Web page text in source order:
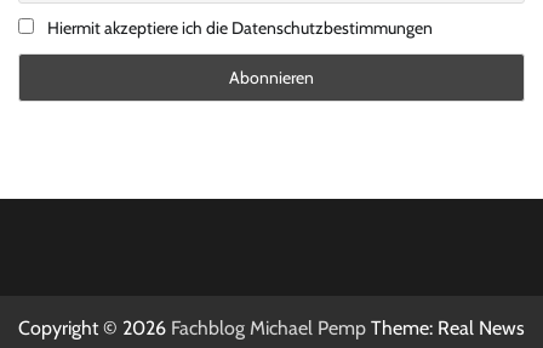
Hiermit akzeptiere ich die Datenschutzbestimmungen
Copyright © 2026 Fachblog Michael Pemp Theme: Real News